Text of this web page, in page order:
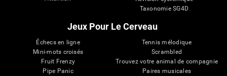
Taxonomie SG4D
Jeux Pour Le Cerveau
Échecs en ligne
Mini-mots croisés
Fruit Frenzy
Pipe Panic
Tennis mélodique
Scrambled
Trouvez votre animal de compagnie
Paires musicales